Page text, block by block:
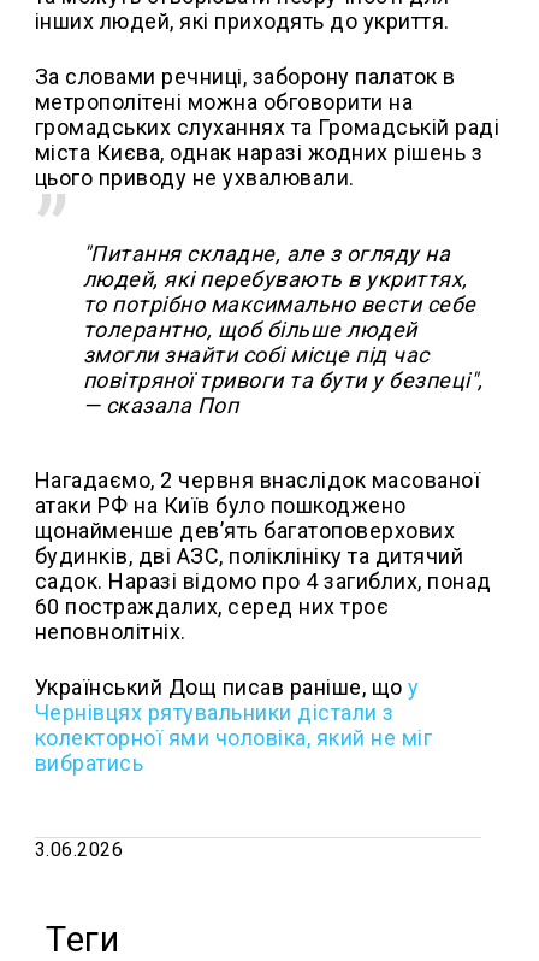
інших людей, які приходять до укриття.
За словами речниці, заборону палаток в
метрополітені можна обговорити на
громадських слуханнях та Громадській раді
міста Києва, однак наразі жодних рішень з
цього приводу не ухвалювали.
"Питання складне, але з огляду на
людей, які перебувають в укриттях,
то потрібно максимально вести себе
толерантно, щоб більше людей
змогли знайти собі місце під час
повітряної тривоги та бути у безпеці",
— сказала Поп
Нагадаємо, 2 червня внаслідок масованої
атаки РФ на Київ було пошкоджено
щонайменше дев’ять багатоповерхових
будинків, дві АЗС, поліклініку та дитячий
садок. Наразі відомо про 4 загиблих, понад
60 постраждалих, серед них троє
неповнолітніх.
Український Дощ писав раніше, щоу
Чернівцях рятувальники дістали з
колекторної ями чоловіка, який не міг
вибратись
3.06.2026
Теги